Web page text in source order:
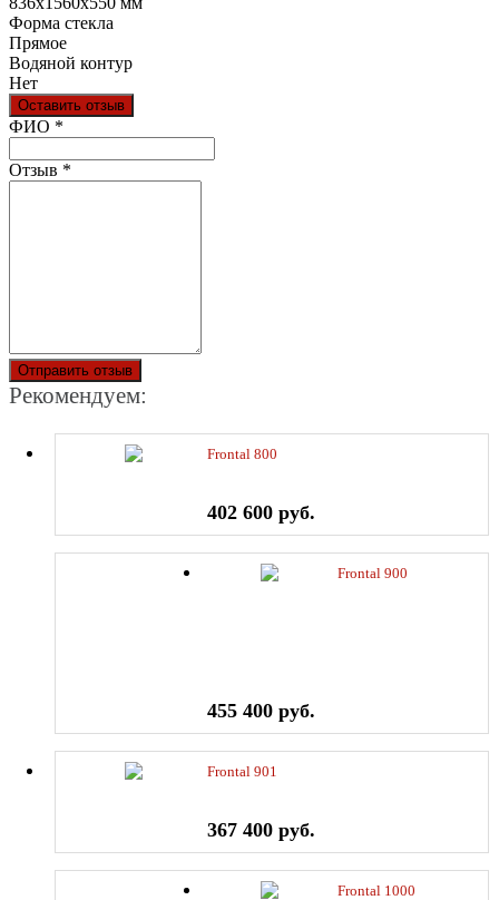
Форма стекла
Прямое
Водяной контур
Нет
Оставить отзыв
Ваш отзыв был отправлен!
ФИО *
Отзыв *
Отправить отзыв
Рекомендуем:
Frontal 800
402 600 руб.
Frontal 900
455 400 руб.
Frontal 901
367 400 руб.
Frontal 1000